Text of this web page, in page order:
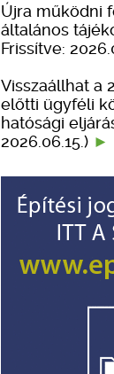
Újra működni
általános
Frissítve:
Visszaállhat a
előtti ügyféli
hatósági
2026.06.15.)